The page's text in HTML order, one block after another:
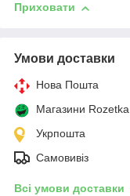
Приховати
Умови доставки
Нова Пошта
Магазини Rozetka
Укрпошта
Самовивіз
Всі умови доставки